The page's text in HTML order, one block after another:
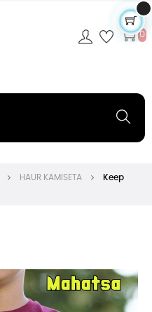
0
HAUR KAMISETA
Keep